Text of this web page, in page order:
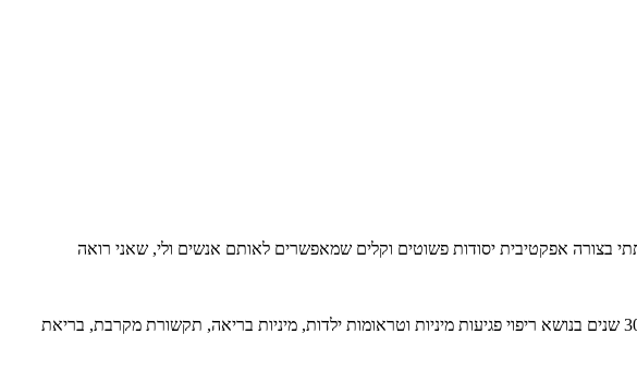
בצורה אפקטיבית יסודות פשוטים וקלים שמאפשרים לאותם אנשים ולי, שאני רואה
על מנת לאפשר לך לייצר תהליך ריפוי משמעותי ואפקטיבי בזמן קצר יחסית, ובזכות עצמך, יצאתי למסע של מחקר שנמשך מעל 30 שנים בנושא ריפוי פגיעות מיניות וטראומות ילדות, מיניות בריאה, תקשורת מקרבת, בריאת